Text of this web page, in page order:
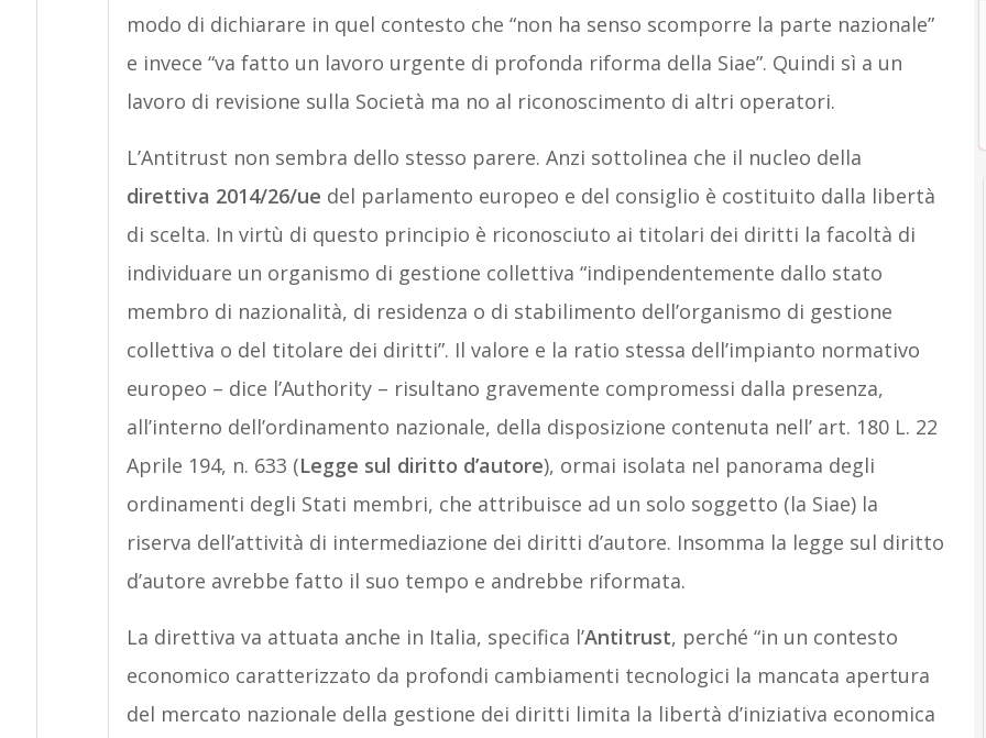
modo di dichiarare in quel contesto che “non ha senso scomporre la parte nazionale”
e invece “va fatto un lavoro urgente di profonda riforma della Siae”. Quindi sì a un
lavoro di revisione sulla Società ma no al riconoscimento di altri operatori.
L’Antitrust non sembra dello stesso parere. Anzi sottolinea che il nucleo della
direttiva 2014/26/ue del parlamento europeo e del consiglio è costituito dalla libertà
di scelta. In virtù di questo principio è riconosciuto ai titolari dei diritti la facoltà di
individuare un organismo di gestione collettiva “indipendentemente dallo stato
membro di nazionalità, di residenza o di stabilimento dell’organismo di gestione
collettiva o del titolare dei diritti”. Il valore e la ratio stessa dell’impianto normativo
europeo – dice l’Authority – risultano gravemente compromessi dalla presenza,
all’interno dell’ordinamento nazionale, della disposizione contenuta nell’ art. 180 L. 22
Aprile 194, n. 633 (Legge sul diritto d’autore), ormai isolata nel panorama degli
ordinamenti degli Stati membri, che attribuisce ad un solo soggetto (la Siae) la
riserva dell’attività di intermediazione dei diritti d’autore. Insomma la legge sul diritto
d’autore avrebbe fatto il suo tempo e andrebbe riformata.
La direttiva va attuata anche in Italia, specifica l’Antitrust, perché “in un contesto
economico caratterizzato da profondi cambiamenti tecnologici la mancata apertura
del mercato nazionale della gestione dei diritti limita la libertà d’iniziativa economica